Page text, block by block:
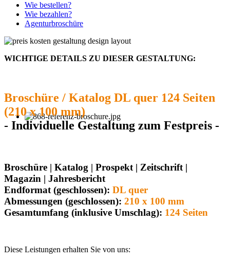
Wie bestellen?
Wie bezahlen?
Agenturbroschüre
WICHTIGE DETAILS ZU DIESER GESTALTUNG:
Broschüre / Katalog DL quer 124 Seiten
(210 x 100 mm)
- Individuelle Gestaltung zum Festpreis -
Broschüre | Katalog | Prospekt | Zeitschrift |
Magazin | Jahresbericht
Endformat (geschlossen): DL quer
Abmessungen (geschlossen): 210 x 100 mm
Gesamtumfang (inklusive Umschlag): 124 Seiten
Diese Leistungen erhalten Sie von uns: